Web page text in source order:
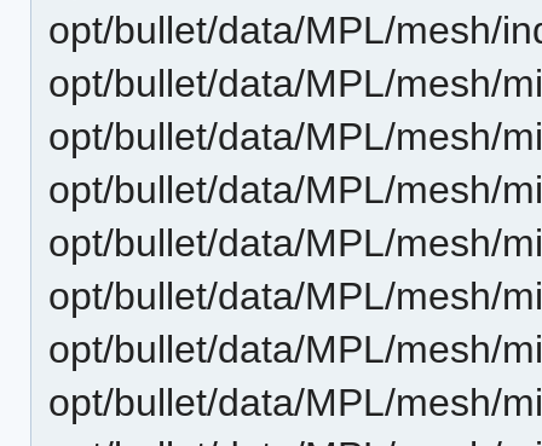
opt/bullet/data/MPL/mesh/
opt/bullet/data/MPL/mesh/
opt/bullet/data/MPL/mesh/
opt/bullet/data/MPL/mesh/
opt/bullet/data/MPL/mesh/
opt/bullet/data/MPL/mesh/
opt/bullet/data/MPL/mesh/
opt/bullet/data/MPL/mesh/